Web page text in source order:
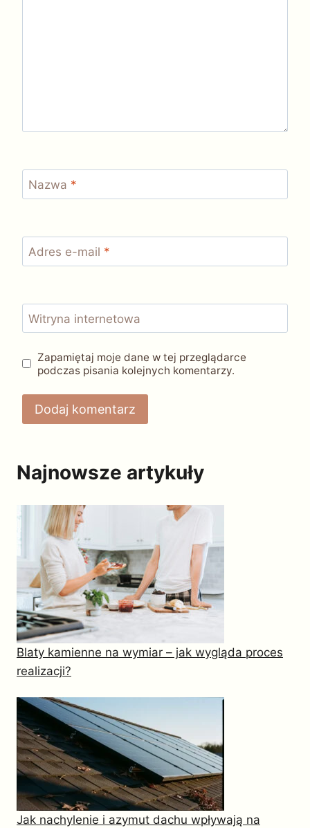
Nazwa *
Adres e-mail *
Witryna internetowa
Zapamiętaj moje dane w tej przeglądarce
podczas pisania kolejnych komentarzy.
Najnowsze artykuły
Blaty kamienne na wymiar – jak wygląda proces
realizacji?
Jak nachylenie i azymut dachu wpływają na